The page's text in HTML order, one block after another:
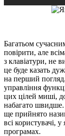
Багатьом
повірити, але
з клавіатури, не
це буде казать
на перший
управління
цих цілей миші,
набагато швидше.
ще прийнято
всі користувачі,
програмах.